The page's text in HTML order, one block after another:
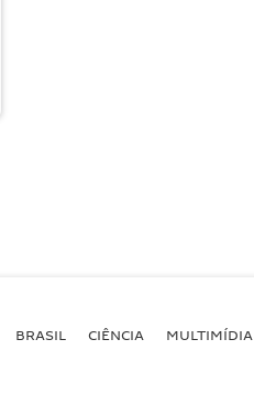
BRASIL CIÊNCIA MULTIMÍDIA